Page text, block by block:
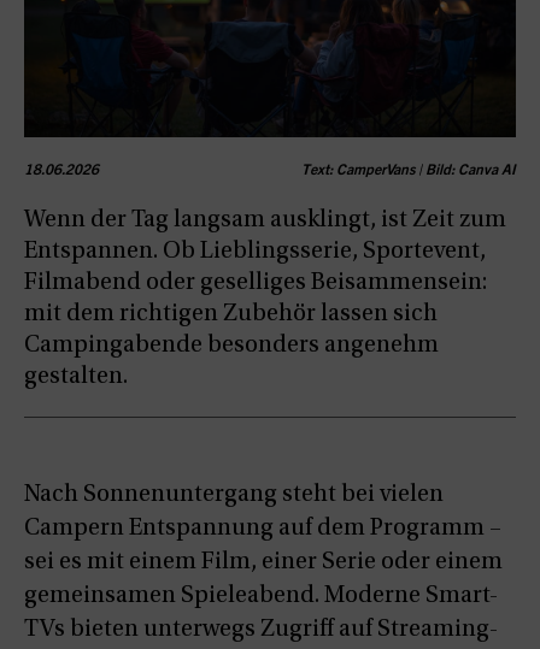
18.06.2026 Text: CamperVans | Bild: Canva AI
Wenn der Tag langsam ausklingt, ist Zeit zum
Entspannen. Ob Lieblingsserie, Sportevent,
Filmabend oder geselliges Beisammensein:
mit dem richtigen Zubehör lassen sich
Campingabende besonders angenehm
gestalten.
Nach Sonnenuntergang steht bei vielen
Campern Entspannung auf dem Programm –
sei es mit einem Film, einer Serie oder einem
gemeinsamen Spieleabend. Moderne Smart-
TVs bieten unterwegs Zugriff auf Streaming-